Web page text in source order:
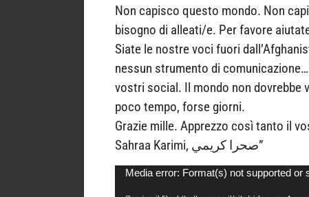
Non capisco questo mondo. Non
bisogno di alleati/e. Per favore
Siate le nostre voci fuori
nessun strumento di
vostri social. Il mondo non dovrebbe
poco tempo, forse giorni.
Grazie mille. Apprezzo così tanto il
Sahraa Karimi, صحرا كريمي”
Video
Player
Media error: Format(s) not supported or